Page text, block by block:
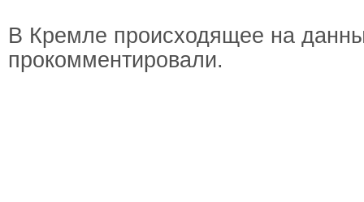
В Кремле происходящее на
прокомментировали.